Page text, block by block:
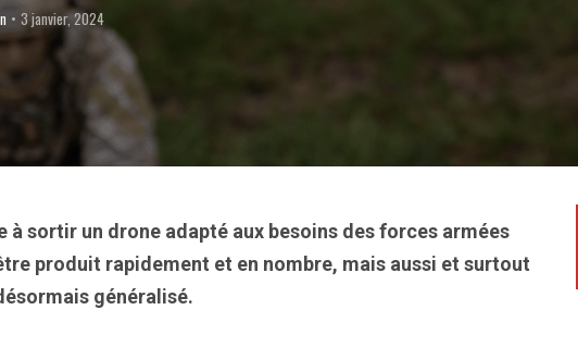
3 janvier, 2024
à sortir un drone adapté aux besoins des forces armées
produit rapidement et en nombre, mais aussi et surtout
généralisé.